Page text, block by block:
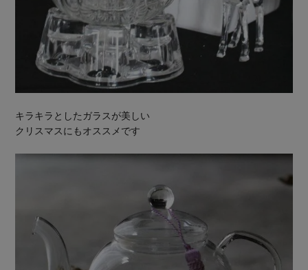
キラキラとしたガラスが美しい
クリスマスにもオススメです